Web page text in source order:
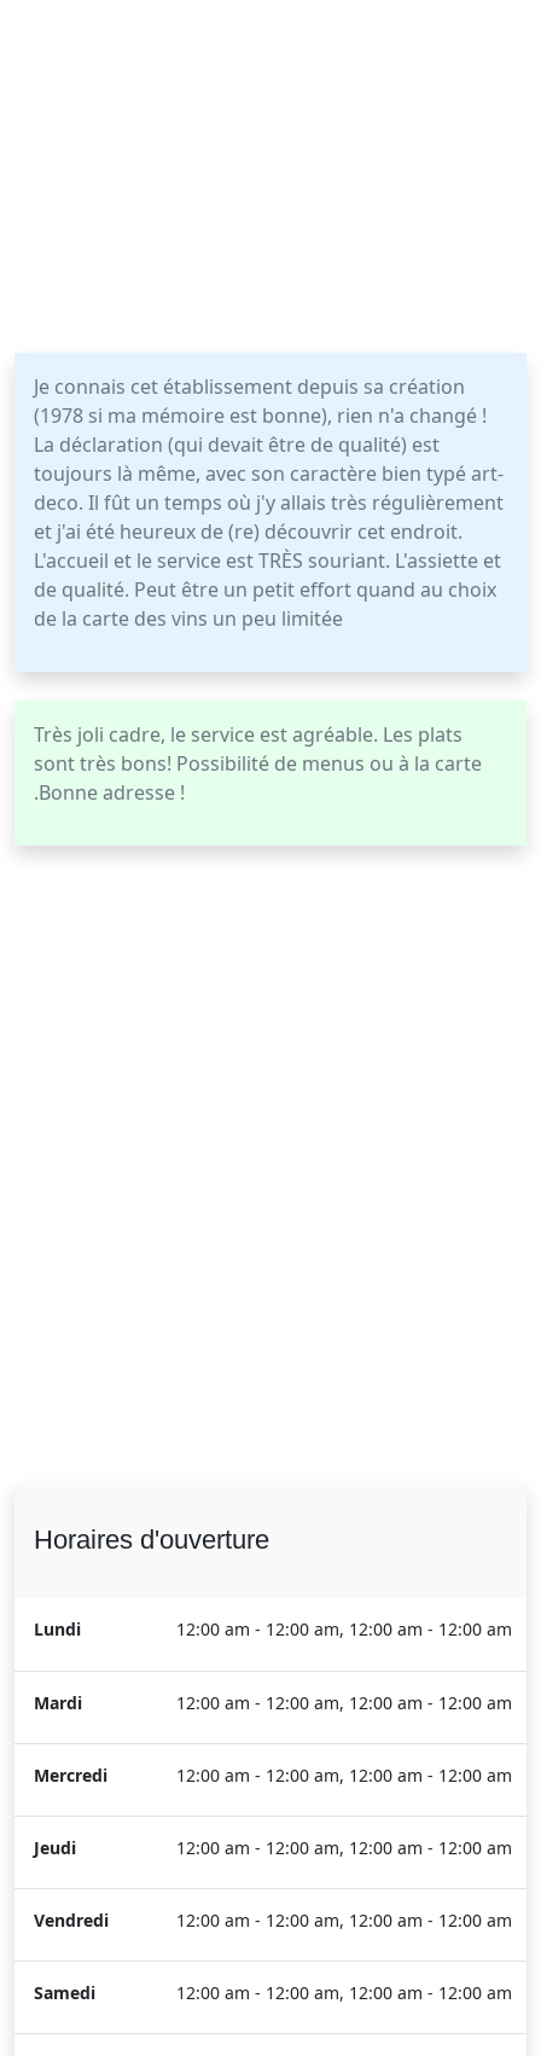
Je connais cet établissement depuis sa création
(1978 si ma mémoire est bonne), rien n'a changé !
La déclaration (qui devait être de qualité) est
toujours là même, avec son caractère bien typé art-
deco. Il fût un temps où j'y allais très régulièrement
et j'ai été heureux de (re) découvrir cet endroit.
L'accueil et le service est TRÈS souriant. L'assiette et
de qualité. Peut être un petit effort quand au choix
de la carte des vins un peu limitée
Très joli cadre, le service est agréable. Les plats
sont très bons! Possibilité de menus ou à la carte
.Bonne adresse !
Horaires d'ouverture
Lundi 12:00 am - 12:00 am, 12:00 am - 12:00 am
Mardi 12:00 am - 12:00 am, 12:00 am - 12:00 am
Mercredi 12:00 am - 12:00 am, 12:00 am - 12:00 am
Jeudi 12:00 am - 12:00 am, 12:00 am - 12:00 am
Vendredi 12:00 am - 12:00 am, 12:00 am - 12:00 am
Samedi 12:00 am - 12:00 am, 12:00 am - 12:00 am